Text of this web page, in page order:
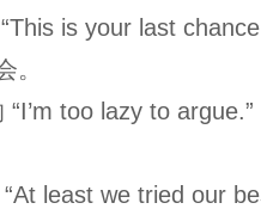
is your last
。
“I’m too lazy to
least we tried our